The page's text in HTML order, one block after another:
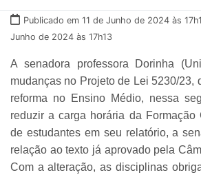
Publicado em 11 de Junho de 2024 às
Junho de 2024 às 17h13
A senadora professora Dorinha
mudanças no Projeto de Lei 5230/23,
reforma no Ensino Médio, nessa
reduzir a carga horária da Formação
de estudantes em seu relatório, a
relação ao texto já aprovado pela
Com a alteração, as disciplinas